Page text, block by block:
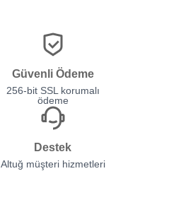
Güvenli Ödeme
256-bit SSL korumalı
ödeme
Destek
Altuğ müşteri hizmetleri